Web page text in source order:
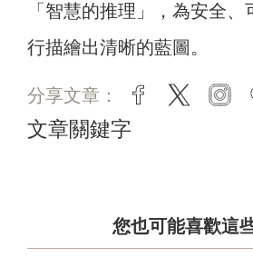
「智慧的推理」，為安全、
行描繪出清晰的藍圖。
分享文章： facebook
twitter
文章關鍵字
您也可能喜歡這